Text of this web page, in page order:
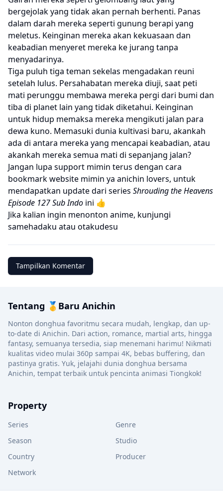
bergejolak yang tidak akan pernah berhenti. Panas
dalam darah mereka seperti gunung berapi yang
meletus. Keinginan mereka akan kekuasaan dan
keabadian menyeret mereka ke jurang tanpa
menyadarinya.
Tiga puluh tiga teman sekelas mengadakan reuni
setelah lulus. Persahabatan mereka diuji, saat peti
mati perunggu membawa mereka pergi dari bumi dan
tiba di planet lain yang tidak diketahui. Keinginan
untuk hidup memaksa mereka mengikuti jalan para
dewa kuno. Memasuki dunia kultivasi baru, akankah
ada di antara mereka yang mencapai keabadian, atau
akankah mereka semua mati di sepanjang jalan?
Jangan lupa support mimin terus dengan cara
bookmark website mimin ya anichin lovers, untuk
mendapatkan update dari series Shrouding the Heavens
Episode 127 Sub Indo ini 👍
Jika kalian ingin menonton anime, kunjungi
samehadaku atau otakudesu
Tampilkan Komentar
Tentang 🥇Baru Anichin
Nonton donghua favoritmu secara mudah, lengkap, dan up-
to-date di Anichin. Dari action, romance, martial arts, hingga
fantasy, semuanya tersedia, siap menemani harimu! Nikmati
kualitas video mulai 360p sampai 4K, bebas buffering, dan
pastinya gratis. Yuk, jelajahi dunia donghua bersama
Anichin, tempat terbaik untuk pencinta animasi Tiongkok!
Property
Series
Genre
Season
Studio
Country
Producer
Network